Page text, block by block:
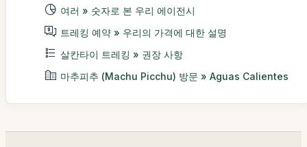
여러 » 숫자로 본 우리 에이전시
트레킹 예약 » 우리의 가격에 대한 설명
살칸타이 트레킹 » 권장 사항
마추피추 (Machu Picchu) 방문 » Aguas Calientes